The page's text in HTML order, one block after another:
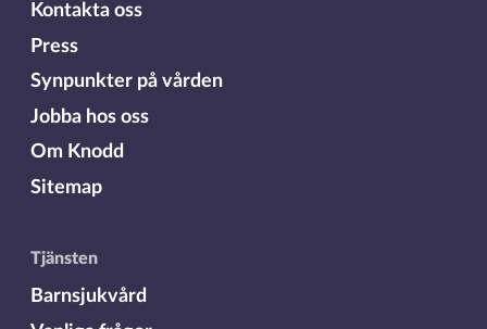
Kontakta oss
Press
Synpunkter på vården
Jobba hos oss
Om Knodd
Sitemap
Tjänsten
Barnsjukvård